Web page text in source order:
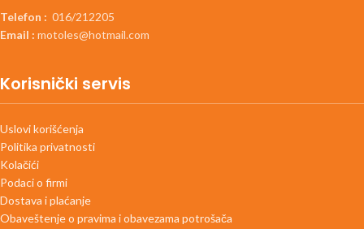
Telefon : 016/212205
Email : motoles@hotmail.com
Korisnički servis
Uslovi korišćenja
Politika privatnosti
Kolačići
Podaci o firmi
Dostava i plaćanje
Obaveštenje o pravima i obavezama potrošača